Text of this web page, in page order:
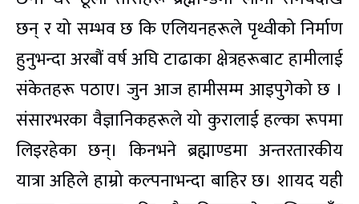
छन् र यो सम्भव छ कि एलियनहरूले पृथ्वीको निर्माण
हुनुभन्दा अरबौं वर्ष अघि टाढाका क्षेत्रहरूबाट हामीलाई
संकेतहरू पठाए। जुन आज हामीसम्म आइपुगेको छ ।
संसारभरका वैज्ञानिकहरूले यो कुरालाई हल्का रूपमा
लिइरहेका छन्। किनभने ब्रह्माण्डमा अन्तरतारकीय
यात्रा अहिले हाम्रो कल्पनाभन्दा बाहिर छ। शायद यही